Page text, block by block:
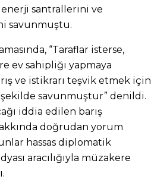
enerji santrallerini ve
savunmuştu.
“Taraflar isterse,
ev sahipliği yapmaya
ve istikrarı teşvik etmek için
savunmuştur” denildi.
iddia edilen barış
doğrudan yorum
hassas diplomatik
aracılığıyla müzakere